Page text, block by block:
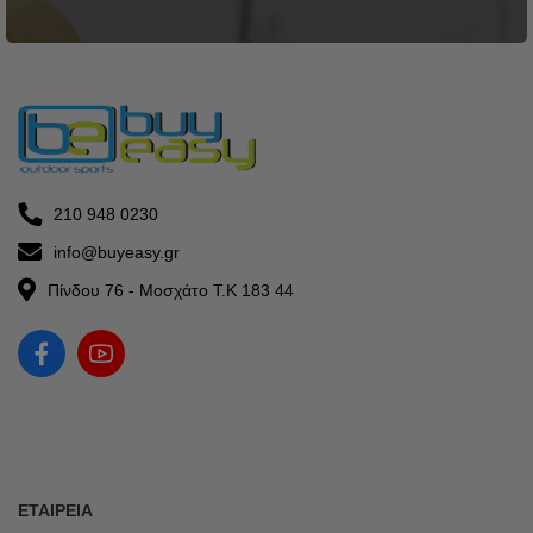
210 948 0230
info@buyeasy.gr
Πίνδου 76 - Μοσχάτο Τ.Κ 183 44
ΕΤΑΙΡΕΊΑ